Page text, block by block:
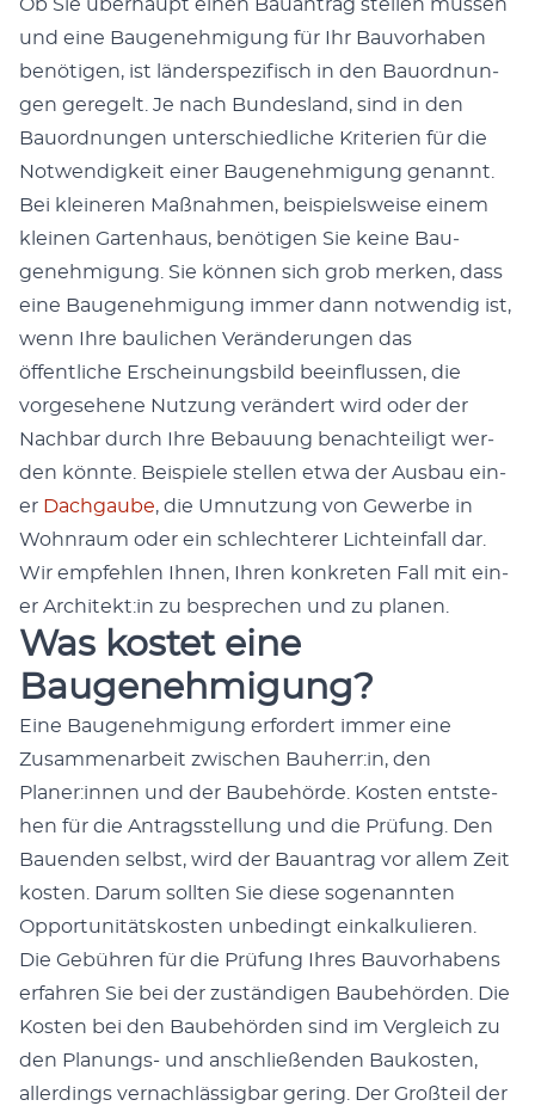
Ob Sie über­haupt einen Bauantrag stellen müssen
und eine Bau­genehmi­gung für Ihr Bau­vorhaben
benöti­gen, ist län­der­spez­i­fisch in den Bauord­nun­
gen geregelt. Je nach Bun­des­land, sind in den
Bauord­nun­gen unter­schiedliche Kri­te­rien für die
Notwendigkeit ein­er Bau­genehmi­gung genan­nt.
Bei kleineren Maß­nah­men, beispiel­sweise einem
kleinen Garten­haus, benöti­gen Sie keine Bau­
genehmi­gung. Sie kön­nen sich grob merken, dass
eine Bau­genehmi­gung immer dann notwendig ist,
wenn Ihre baulichen Verän­derun­gen das
öffentliche Erschei­n­ungs­bild bee­in­flussen, die
vorge­se­hene Nutzung verän­dert wird oder der
Nach­bar durch Ihre Bebau­ung benachteiligt wer­
den kön­nte. Beispiele stellen etwa der Aus­bau ein­
er Dachgaube, die Umnutzung von Gewerbe in
Wohn­raum oder ein schlechter­er Lichte­in­fall dar.
Wir empfehlen Ihnen, Ihren konkreten Fall mit ein­
er Architekt:in zu besprechen und zu pla­nen.
Was kostet eine
Baugenehmigung?
Eine Bau­genehmi­gung erfordert immer eine
Zusam­me­nar­beit zwis­chen Bauherr:in, den
Planer:innen und der Baube­hörde. Kosten entste­
hen für die Antragsstel­lung und die Prü­fung. Den
Bauen­den selb­st, wird der Bauantrag vor allem Zeit
kosten. Darum soll­ten Sie diese soge­nan­nten
Oppor­tu­nität­skosten unbe­d­ingt einkalkulieren.
Die Gebühren für die Prü­fung Ihres Bau­vorhabens
erfahren Sie bei der zuständi­gen Baube­hör­den. Die
Kosten bei den Baube­hör­den sind im Ver­gle­ich zu
den Pla­nungs- und anschließen­den Baukosten,
allerd­ings ver­nach­läs­sig­bar ger­ing. Der Großteil der